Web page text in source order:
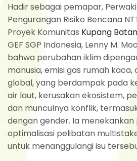
Hadir sebagai pemapar,
Pengurangan Risiko Bencana
Proyek Komunitas Kupang
GEF SGP Indonesia, Lenny M.
bahwa perubahan iklim
manusia, emisi gas rumah
global, yang berdampak pada
air laut, kerusakan ekosistem,
dan munculnya konflik,
dengan gender. Ia
optimalisasi pelibatan
untuk menanggulangi isu